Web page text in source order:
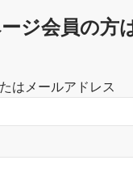
ジ会員の方
はメールアドレス